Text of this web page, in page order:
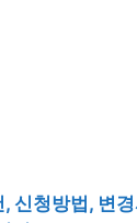
신청방법, 변